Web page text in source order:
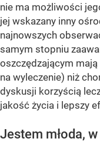
nie ma możliwości
jej wskazany inny
najnowszych
samym stopniu
oszczędzającym
na wyleczenie) niż
dyskusji korzyścią
jakość życia i lepszy
Jestem młoda,